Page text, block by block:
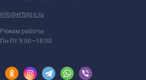
info@erfolg-c.ru
Режим работы:
Пн-Пт 9:00—18:00